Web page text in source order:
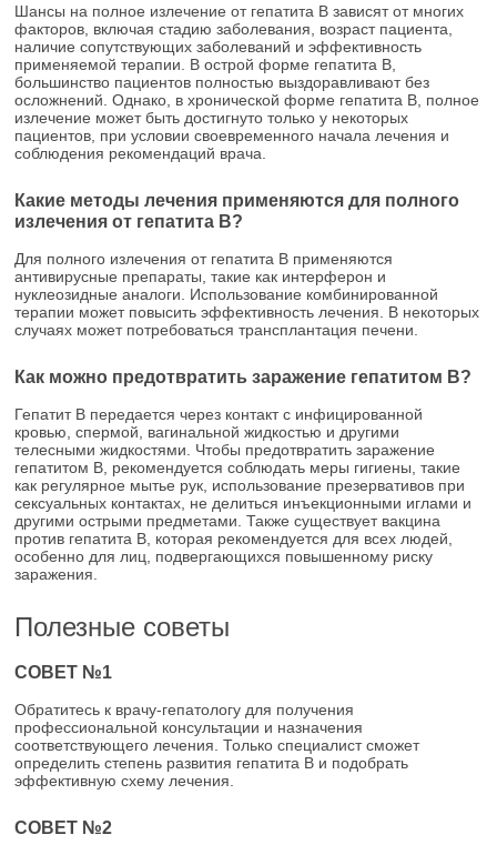
Шансы на полное излечение от гепатита В зависят от многих
факторов, включая стадию заболевания, возраст пациента,
наличие сопутствующих заболеваний и эффективность
применяемой терапии. В острой форме гепатита В,
большинство пациентов полностью выздоравливают без
осложнений. Однако, в хронической форме гепатита В, полное
излечение может быть достигнуто только у некоторых
пациентов, при условии своевременного начала лечения и
соблюдения рекомендаций врача.
Какие методы лечения применяются для полного
излечения от гепатита В?
Для полного излечения от гепатита В применяются
антивирусные препараты, такие как интерферон и
нуклеозидные аналоги. Использование комбинированной
терапии может повысить эффективность лечения. В некоторых
случаях может потребоваться трансплантация печени.
Как можно предотвратить заражение гепатитом В?
Гепатит В передается через контакт с инфицированной
кровью, спермой, вагинальной жидкостью и другими
телесными жидкостями. Чтобы предотвратить заражение
гепатитом В, рекомендуется соблюдать меры гигиены, такие
как регулярное мытье рук, использование презервативов при
сексуальных контактах, не делиться инъекционными иглами и
другими острыми предметами. Также существует вакцина
против гепатита В, которая рекомендуется для всех людей,
особенно для лиц, подвергающихся повышенному риску
заражения.
Полезные советы
СОВЕТ №1
Обратитесь к врачу-гепатологу для получения
профессиональной консультации и назначения
соответствующего лечения. Только специалист сможет
определить степень развития гепатита В и подобрать
эффективную схему лечения.
СОВЕТ №2